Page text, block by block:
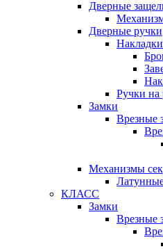
Дверные
Дверные ручки
Ручки на
Замки
Врезные
Механизмы
КЛАСС
Замки
Врезные